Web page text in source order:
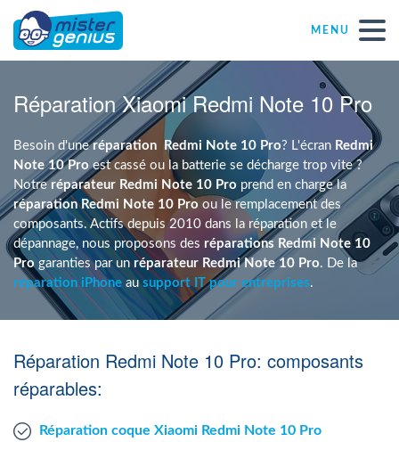
MENU
Réparations – Dépannages
Magasins informatiques toutes marques
Particulier
Indépendant
PME
ASBL
Réparation Xiaomi Redmi Note 10 Pro
Besoin d'uneréparation Redmi Note 10 Pro? L'écran Redmi
Note 10 Proest cassé ou la batterie se décharge trop vite ?
Notre réparateur Redmi Note 10 Pro prend en charge la
réparation Redmi Note 10 Pro ou le remplacement des
composants. Actifs depuis 2010 dans la réparation et le
dépannage, nous proposons des réparations Redmi Note 10
Pro garanties par unréparateur Redmi Note 10 Pro. De la
réparation iPhone ausupport IT pour entreprises.
Réparation Redmi Note 10 Pro: composants
réparables:
Réparation coque Xiaomi Redmi Note 10 Pro